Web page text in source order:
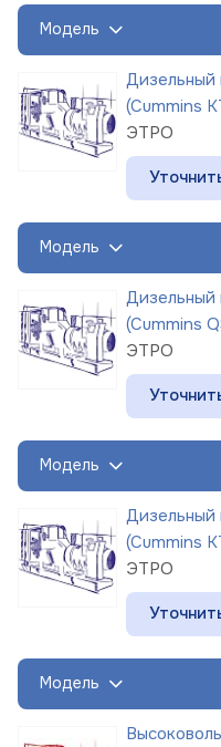
Модель
(Cummins
ЭТРО
Модель
(Cummins
ЭТРО
Модель
(Cummins
ЭТРО
Модель